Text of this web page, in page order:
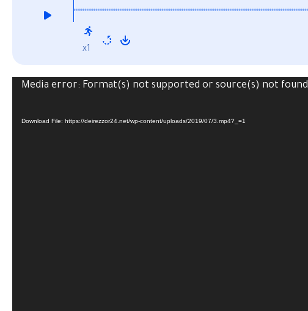
x1
Media error: Format(s) not supported or source(s) not found
Download File: https://deirezzor24.net/wp-content/uploads/2019/07/3.mp4?_=1